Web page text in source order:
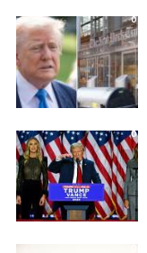
0
0